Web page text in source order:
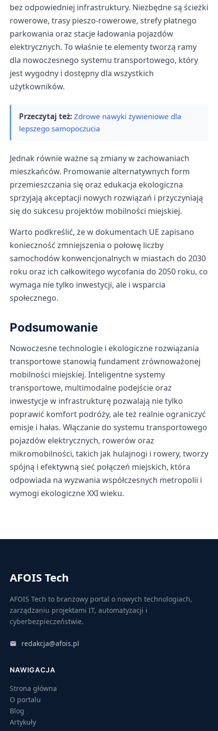
bez odpowiedniej infrastruktury. Niezbędne są ścieżki
rowerowe, trasy pieszo-rowerowe, strefy płatnego
parkowania oraz stacje ładowania pojazdów
elektrycznych. To właśnie te elementy tworzą ramy
dla nowoczesnego systemu transportowego, który
jest wygodny i dostępny dla wszystkich
użytkowników.
Przeczytaj też: Zdrowe nawyki żywieniowe dla
lepszego samopoczucia
Jednak równie ważne są zmiany w zachowaniach
mieszkańców. Promowanie alternatywnych form
przemieszczania się oraz edukacja ekologiczna
sprzyjają akceptacji nowych rozwiązań i przyczyniają
się do sukcesu projektów mobilności miejskiej.
Warto podkreślić, że w dokumentach UE zapisano
konieczność zmniejszenia o połowę liczby
samochodów konwencjonalnych w miastach do 2030
roku oraz ich całkowitego wycofania do 2050 roku, co
wymaga nie tylko inwestycji, ale i wsparcia
społecznego.
Podsumowanie
Nowoczesne technologie i ekologiczne rozwiązania
transportowe stanowią fundament zrównoważonej
mobilności miejskiej. Inteligentne systemy
transportowe, multimodalne podejście oraz
inwestycje w infrastrukturę pozwalają nie tylko
poprawić komfort podróży, ale też realnie ograniczyć
emisje i hałas. Włączanie do systemu transportowego
pojazdów elektrycznych, rowerów oraz
mikromobilności, takich jak hulajnogi i rowery, tworzy
spójną i efektywną sieć połączeń miejskich, która
odpowiada na wyzwania współczesnych metropolii i
wymogi ekologiczne XXI wieku.
AFOIS Tech
AFOIS Tech to branżowy portal o nowych technologiach,
zarządzaniu projektami IT, automatyzacji i
cyberbezpieczeństwie.
redakcja@afois.pl
NAWIGACJA
Strona główna
O portalu
Blog
Artykuły